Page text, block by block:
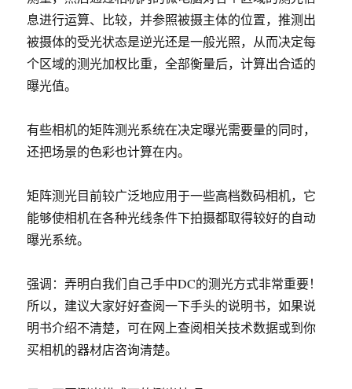
息进行运算、比较，并参照被摄主体的位置，推测出
被摄体的受光状态是逆光还是一般光照，从而决定每
个区域的测光加权比重，全部衡量后，计算出合适的
曝光值。
有些相机的矩阵测光系统在决定曝光需要量的同时，
还把场景的色彩也计算在内。
矩阵测光目前较广泛地应用于一些高档数码相机，它
能够使相机在各种光线条件下拍摄都取得较好的自动
曝光系统。
强调：弄明白我们自己手中DC的测光方式非常重要！
所以，建议大家好好查阅一下手头的说明书，如果说
明书介绍不清楚，可在网上查阅相关技术数据或到你
买相机的器材店咨询清楚。